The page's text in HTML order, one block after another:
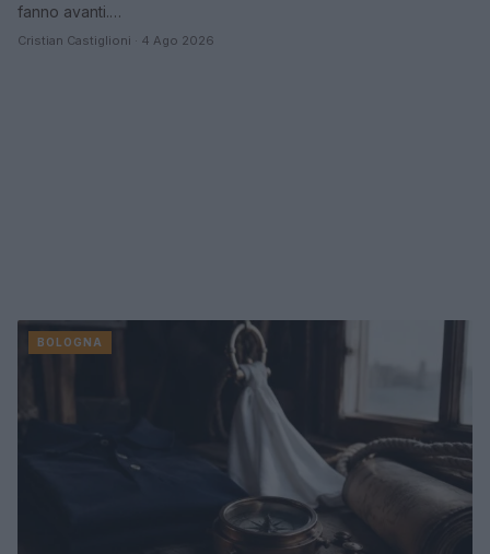
fanno avanti.…
Cristian Castiglioni · 4 Ago 2026
BOLOGNA